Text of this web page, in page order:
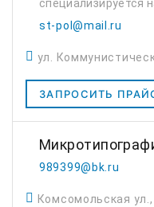
специализируется
полиграфической
т.д. Также
st-pol@mail.ru
ул.
ЗАПРОСИТЬ
989399@bk.ru
Комсомольская